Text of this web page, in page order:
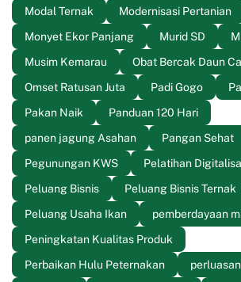
Modal Ternak
Modernisasi Pertanian
Monyet Ekor Panjang
Murid SD
Musim Kemarau
Obat Bercak Daun
Omset Ratusan Juta
Padi Gogo
Pakan Naik
Panduan 120 Hari
panen jagung Asahan
Pangan Sehat
Pegunungan KWS
Pelatihan
Peluang Bisnis
Peluang Bisnis Ternak
Peluang Usaha Ikan
pemberdayaan
Peningkatan Kualitas Produk
Perbaikan Hulu Peternakan